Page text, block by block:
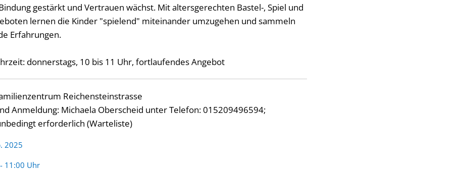
gestärkt und Vertrauen wächst. Mit altersgerechten Bastel-, Spiel und
lernen die Kinder "spielend" miteinander umzugehen und sammeln
Erfahrungen.
donnerstags, 10 bis 11 Uhr, fortlaufendes Angebot
Reichensteinstrasse
Anmeldung: Michaela Oberscheid unter Telefon: 015209496594;
erforderlich (Warteliste)
2025
11:00 Uhr